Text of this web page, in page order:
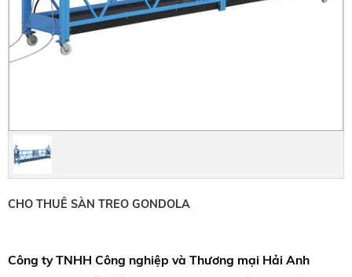
CHO THUÊ SÀN TREO GONDOLA
Công ty TNHH Công nghiệp và Thương mại Hải Anh